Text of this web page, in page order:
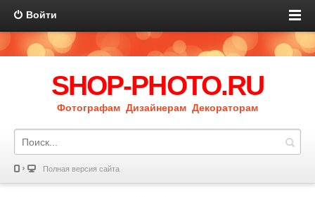
Войти
SHOP-PHOTO.RU
Фотографам Дизайнерам Декораторам
Полная версия сайта